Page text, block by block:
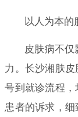
以人为本的
皮肤病不
力。长沙湘肤
号到就诊流程
患者的诉求，